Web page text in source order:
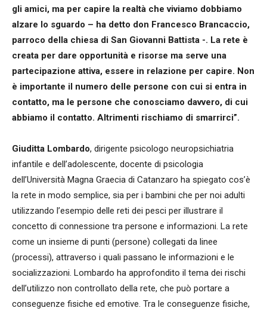
gli amici, ma per capire la realtà che viviamo dobbiamo
alzare lo sguardo – ha detto don Francesco Brancaccio,
parroco della chiesa di San Giovanni Battista -. La rete è
creata per dare opportunità e risorse ma serve una
partecipazione attiva, essere in relazione per capire. Non
è importante il numero delle persone con cui si entra in
contatto, ma le persone che conosciamo davvero, di cui
abbiamo il contatto. Altrimenti rischiamo di smarrirci”.
Giuditta Lombardo, dirigente psicologo neuropsichiatria
infantile e dell’adolescente, docente di psicologia
dell’Università Magna Graecia di Catanzaro ha spiegato cos’è
la rete in modo semplice, sia per i bambini che per noi adulti
utilizzando l’esempio delle reti dei pesci per illustrare il
concetto di connessione tra persone e informazioni. La rete
come un insieme di punti (persone) collegati da linee
(processi), attraverso i quali passano le informazioni e le
socializzazioni. Lombardo ha approfondito il tema dei rischi
dell’utilizzo non controllato della rete, che può portare a
conseguenze fisiche ed emotive. Tra le conseguenze fisiche,